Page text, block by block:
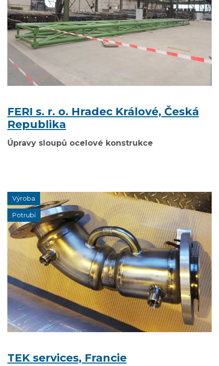
FERI s. r. o. Hradec Králové, Česká
Republika
Úpravy sloupů ocelové konstrukce
Výroba
Potrubí
TEK services, Francie